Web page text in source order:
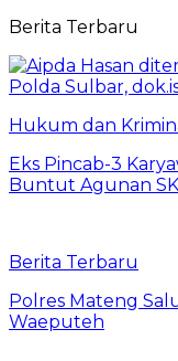
Berita Terbaru
Hukum dan
Eks Pincab-3
Buntut Agunan
Berita Terbaru
Polres Mateng
Waeputeh